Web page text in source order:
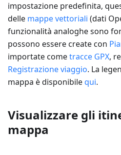
impostazione predefinita,
delle mappe vettoriali (dati
funzionalità analoghe sono
possono essere create con
importate cometracce GPX,
Registrazione viaggio. La
mappa è disponibilequi.
Visualizzare gli
mappa